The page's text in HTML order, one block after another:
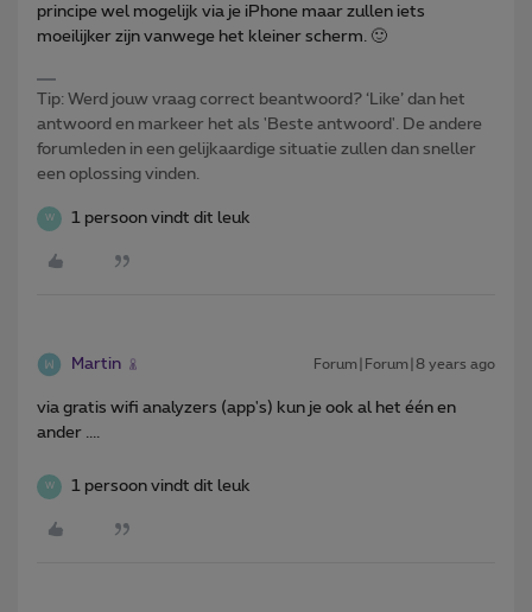
principe wel mogelijk via je iPhone maar zullen iets
moeilijker zijn vanwege het kleiner scherm. 🙂
Tip: Werd jouw vraag correct beantwoord? ‘Like’ dan het
antwoord en markeer het als 'Beste antwoord'. De andere
forumleden in een gelijkaardige situatie zullen dan sneller
een oplossing vinden.
W 1 persoon vindt dit leuk
Martin Forum|Forum|8 years ago
via gratis wifi analyzers (app's) kun je ook al het één en
ander ....
W 1 persoon vindt dit leuk